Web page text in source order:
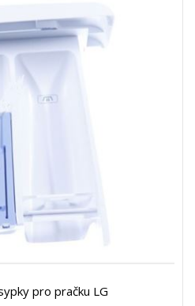
pro pračku LG